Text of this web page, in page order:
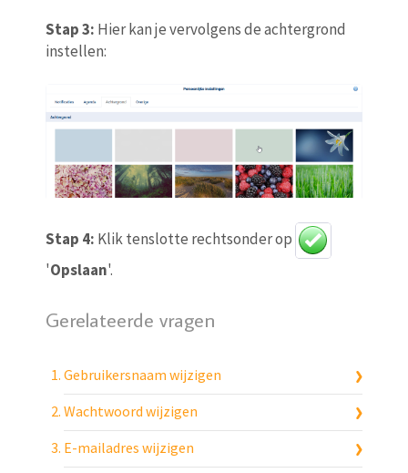
Stap 3: Hier kan je vervolgens de achtergrond
instellen:
Stap 4: Klik tenslotte rechtsonder op
'Opslaan'.
Gerelateerde vragen
Gebruikersnaam wijzigen
Wachtwoord wijzigen
E-mailadres wijzigen